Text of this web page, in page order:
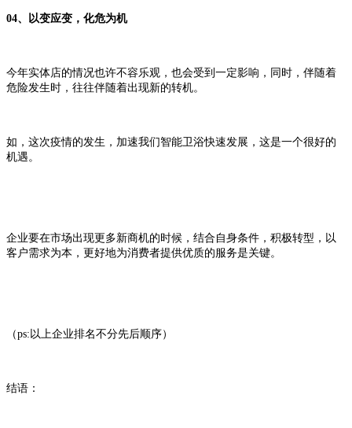
04、以变应变，化危为机
今年实体店的情况也许不容乐观，也会受到一定影响，同时，伴随着
危险发生时，往往伴随着出现新的转机。
如，这次疫情的发生，加速我们智能卫浴快速发展，这是一个很好的
机遇。
企业要在市场出现更多新商机的时候，结合自身条件，积极转型，以
客户需求为本，更好地为消费者提供优质的服务是关键。
（ps:以上企业排名不分先后顺序）
结语：